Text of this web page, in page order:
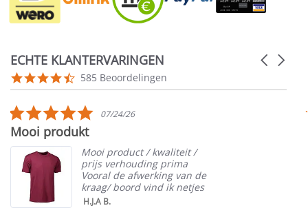
ECHTE KLANTERVARINGEN
Reviews
carousel
Carousel
4.5
star
585 Beoordelingen
5.0
star
07/24/26
Mooi produkt
Mooi product / kwaliteit /
prijs verhouding prima
Vooral de afwerking van de
kraag/ boord vind ik netjes
H.J.A B.